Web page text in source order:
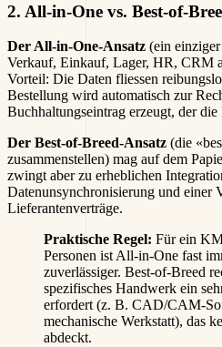
2. All-in-One vs. Best-of-
Der All-in-One-Ansatz (ein
Verkauf, Einkauf, Lager, HR, CRM
Vorteil: Die Daten fliessen
Bestellung wird automatisch zur
Buchhaltungseintrag erzeugt, der
Der Best-of-Breed-Ansatz (die
zusammenstellen) mag auf dem
zwingt aber zu erheblichen
Datenunsynchronisierung und einer
Lieferantenverträge.
Praktische Regel: Für ein
Personen ist All-in-One fast
zuverlässiger. Best-of-Breed
spezifisches Handwerk ein
erfordert (z. B. CAD/CAM-
mechanische Werkstatt), das
abdeckt.